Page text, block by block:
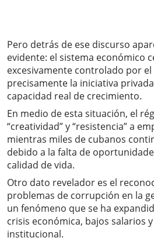
Pero detrás de ese discurso
evidente: el sistema económico
excesivamente controlado por
precisamente la iniciativa
capacidad real de crecimiento.
En medio de esta situación, el
“creatividad” y “resistencia” a
mientras miles de cubanos
debido a la falta de
calidad de vida.
Otro dato revelador es el
problemas de corrupción en la
un fenómeno que se ha
crisis económica, bajos salarios
institucional.